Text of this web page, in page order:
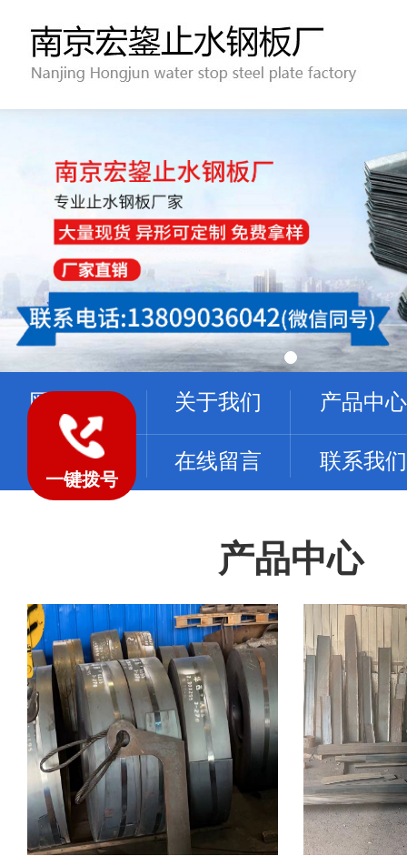
网站首页 关于我们 产品中心
工程案例 在线留言 联系我们
产品中心
一键拨号